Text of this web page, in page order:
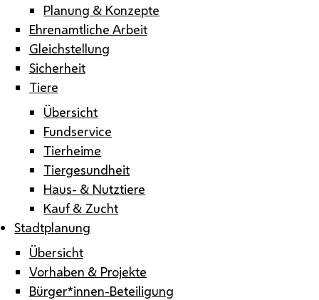
Planung & Konzepte
Ehrenamtliche Arbeit
Gleichstellung
Sicherheit
Tiere
Übersicht
Fundservice
Tierheime
Tiergesundheit
Haus- & Nutztiere
Kauf & Zucht
Stadtplanung
Übersicht
Vorhaben & Projekte
Bürger*innen-Beteiligung